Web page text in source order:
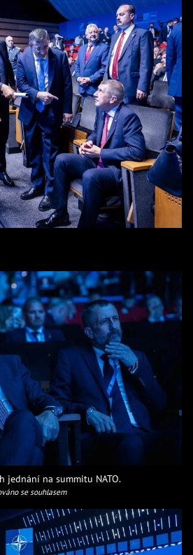
jednání na summitu NATO.
se souhlasem